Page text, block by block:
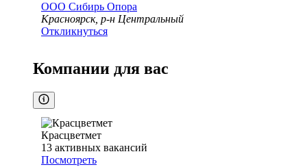
ООО Сибирь Опора
Красноярск, р-н Центральный
Откликнуться
Компании для вас
Красцветмет
13 активных вакансий
Посмотреть